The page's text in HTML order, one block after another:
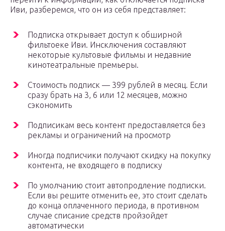
Иви, разберемся, что он из себя представляет:
Подписка открывает доступ к обширной
фильтоеке Иви. Инсключения составляют
некоторые культовые фильмы и недавние
кинотеатральные премьеры.
Стоимость подписк — 399 рублей в месяц. Если
сразу брать на 3, 6 или 12 месяцев, можно
сэкономить
Подписикам весь контент предоставляется без
рекламы и ограничений на просмотр
Иногда подписчики получают скидку на покупку
контента, не входящего в подписку
По умолчанию стоит автопродление подписки.
Если вы решите отменить ее, это стоит сделать
до конца оплаченного периода, в противном
случае списание средств пройзойдет
автоматически